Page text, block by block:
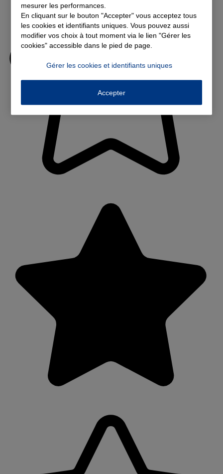
mesurer les performances.
En cliquant sur le bouton "Accepter" vous acceptez tous
les cookies et identifiants uniques. Vous pouvez aussi
modifier vos choix à tout moment via le lien "Gérer les
cookies" accessible dans le pied de page.
Gérer les cookies et identifiants uniques
Accepter